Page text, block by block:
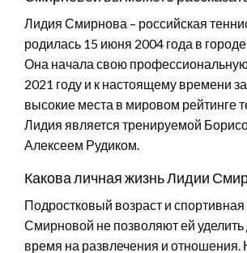
Лидия Смирнова – российская
родилась 15 июня 2004 года в
Она начала свою
2021 году и к настоящему времени
высокие места в мировом рейтинге
Лидия является тренируемой
Алексеем Рудиком.
Какова личная жизнь Лидии
Подростковый возраст и
Смирновой не позволяют ей уделить
время на развлечения и